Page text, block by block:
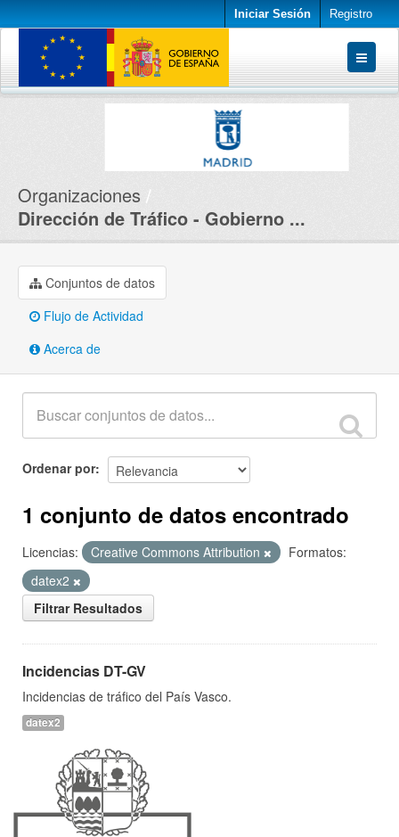
Iniciar Sesión Registro
Conjuntos de datos
Organizaciones
Dirección de Tráfico - Gobierno ...
Conjuntos de datos
Flujo de Actividad
Acerca de
Ordenar por
1 conjunto de datos encontrado
Licencias: Creative Commons Attribution
Formatos:
datex2
Filtrar Resultados
Incidencias DT-GV
Incidencias de tráfico del País Vasco.
datex2